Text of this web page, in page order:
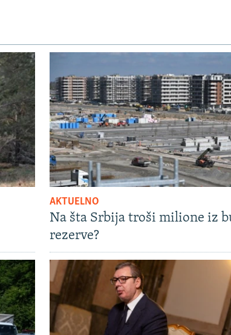
AKTUELNO
Na šta Srbija troši milione iz
rezerve?